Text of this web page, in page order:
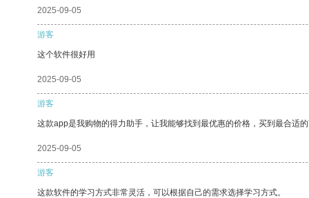
2025-09-05
游客
这个软件很好用
2025-09-05
游客
这款app是我购物的得力助手，让我能够找到最优惠的价格，买到最合适
2025-09-05
游客
这款软件的学习方式非常灵活，可以根据自己的需求选择学习方式。